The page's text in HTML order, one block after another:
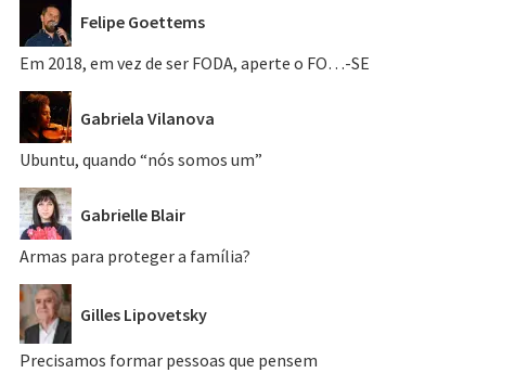
Felipe Goettems
Em 2018, em vez de ser FODA, aperte o FO…-SE
Gabriela Vilanova
Ubuntu, quando “nós somos um”
Gabrielle Blair
Armas para proteger a família?
Gilles Lipovetsky
Precisamos formar pessoas que pensem